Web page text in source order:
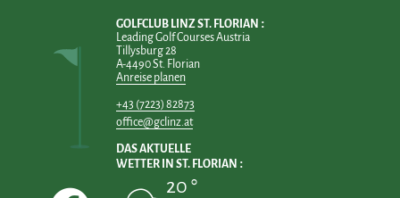
GOLFCLUB LINZ ST. FLORIAN
Leading Golf Courses Austria
Tillysburg 28
A-4490 St. Florian
Anreise planen
+43 (7223) 82873
office@gclinz.at
DAS AKTUELLE
WETTER IN ST. FLORIAN
20 °